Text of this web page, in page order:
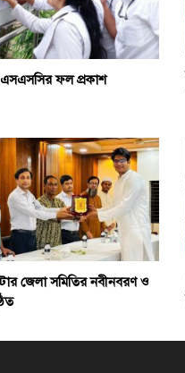
ফল প্রকাশ
জেলা সমিতির নবীনবরণ ও